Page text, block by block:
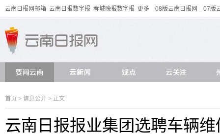
云南日报网邮箱 云南日报数字报 春城晚报数字报 更多 08版云南日报网 07版
首页 > 信息公开 > 正文
云南日报报业集团选聘车辆